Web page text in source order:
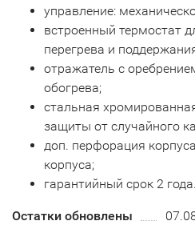
управление:
встроенный термостат
перегрева и
отражатель с
обогрева;
стальная
защиты от случайного
доп. перфорация
корпуса;
гарантийный срок 2 года.
Остатки обновлены